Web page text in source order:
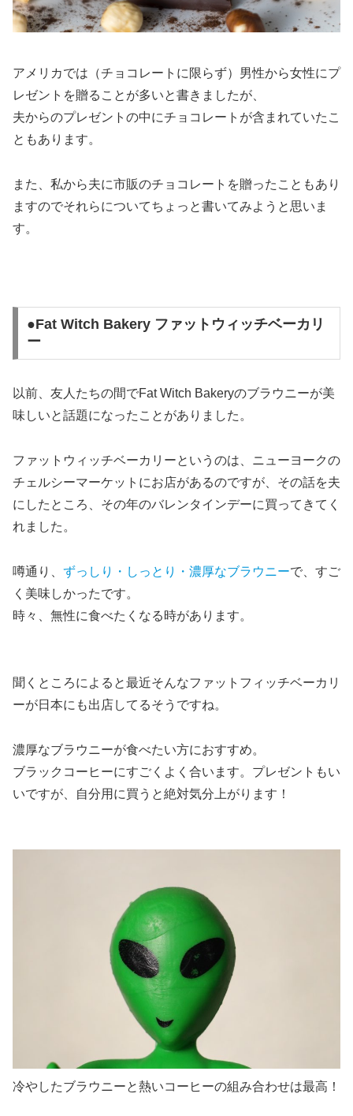
アメリカでは（チョコレートに限らず）男性から女性にプ
レゼントを贈ることが多いと書きましたが、
夫からのプレゼントの中にチョコレートが含まれていたこ
ともあります。
また、私から夫に市販のチョコレートを贈ったこともあり
ますのでそれらについてちょっと書いてみようと思いま
す。
●Fat Witch Bakery ファットウィッチベーカリ
ー
以前、友人たちの間でFat Witch Bakeryのブラウニーが美
味しいと話題になったことがありました。
ファットウィッチベーカリーというのは、ニューヨークの
チェルシーマーケットにお店があるのですが、その話を夫
にしたところ、その年のバレンタインデーに買ってきてく
れました。
噂通り、 ずっしり・しっとり・濃厚なブラウニーで、すご
く美味しかったです。
時々、無性に食べたくなる時があります。
聞くところによると最近そんなファットフィッチベーカリ
ーが日本にも出店してるそうですね。
濃厚なブラウニーが食べたい方におすすめ。
ブラックコーヒーにすごくよく合います。プレゼントもい
いですが、自分用に買うと絶対気分上がります！
冷やしたブラウニーと熱いコーヒーの組み合わせは最高！